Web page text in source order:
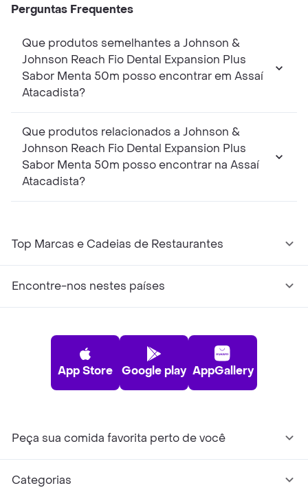
Perguntas Frequentes
Que produtos semelhantes a Johnson &
Johnson Reach Fio Dental Expansion Plus
Sabor Menta 50m posso encontrar em Assaí
Atacadista?
Que produtos relacionados a Johnson &
Johnson Reach Fio Dental Expansion Plus
Sabor Menta 50m posso encontrar na Assaí
Atacadista?
Top Marcas e Cadeias de Restaurantes
Encontre-nos nestes países
App Store Google play AppGallery
Peça sua comida favorita perto de você
Categorias